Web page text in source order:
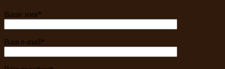
Ваше имя*
Ваш e-mail*